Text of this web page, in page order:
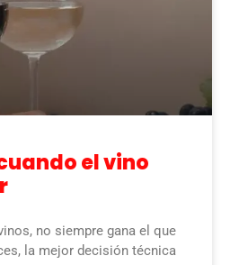
el vino
no siempre gana el que
la mejor decisión técnica